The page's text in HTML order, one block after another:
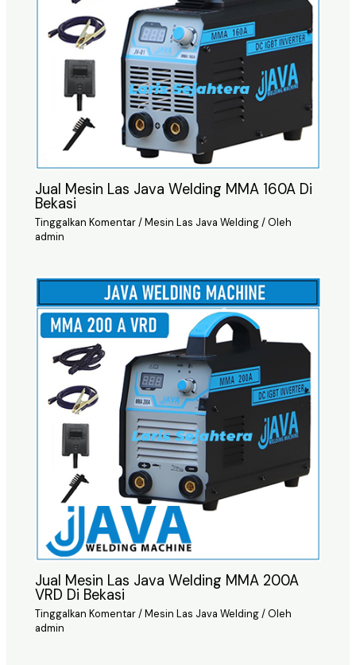
Jual Mesin Las Java Welding MMA 160A Di
Bekasi
Tinggalkan Komentar/Mesin Las Java Welding/ Oleh
admin
Jual Mesin Las Java Welding MMA 200A
VRD Di Bekasi
Tinggalkan Komentar/Mesin Las Java Welding/ Oleh
admin